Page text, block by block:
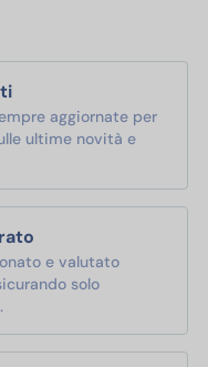
aggiornate per
ultime novità e
e valutato
solo